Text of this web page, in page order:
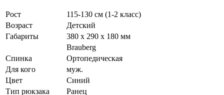
Рост
115-130 см (1-2 класс)
Возраст
Детский
Габариты
380 x 290 x 180 мм
Brauberg
Спинка
Ортопедическая
Для кого
муж.
Цвет
Синий
Тип рюкзака
Ранец